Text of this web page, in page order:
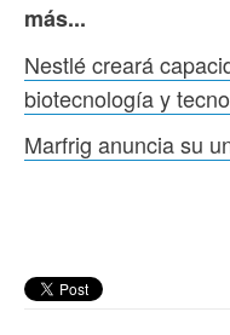
más...
Nestlé creará
biotecnología y
Marfrig anuncia su